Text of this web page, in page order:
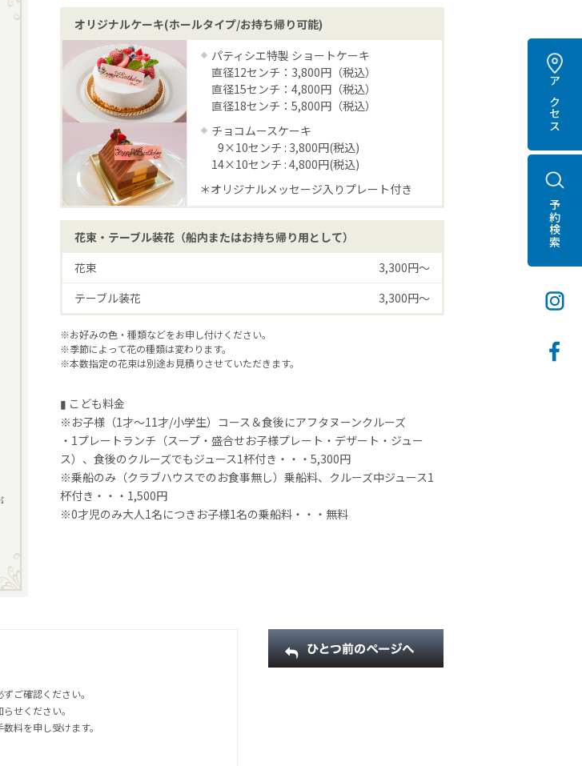
オリジナルケーキ(ホールタイプ/お持ち帰り可能)
パティシエ特製 ショートケーキ
直径12センチ：3,800円（税込）
直径15センチ：4,800円（税込）
直径18センチ：5,800円（税込）
チョコムースケーキ
9×10センチ : 3,800円(税込)
14×10センチ : 4,800円(税込)
＊オリジナルメッセージ入りプレート付き
花束・テーブル装花（船内またはお持ち帰り用として）
花束
3,300円〜
テーブル装花
3,300円〜
※お好みの色・種類などをお申し付けください。
※季節によって花の種類は変わります。
※本数指定の花束は別途お見積りさせていただきます。
▮ こども料金
※お子様（1才～11才/小学生）コース＆食後にアフタヌーンクルーズ
・1プレートランチ（スープ・盛合せお子様プレート・デザート・ジュー
ス）、食後のクルーズでもジュース1杯付き・・・5,300円
※乗船のみ（クラブハウスでのお食事無し）乗船料、クルーズ中ジュース1
杯付き・・・1,500円
※0才児のみ大人1名につきお子様1名の乗船料・・・無料
ご確認ください。
せください。
料を申し受けます。
アクセス
予約検索